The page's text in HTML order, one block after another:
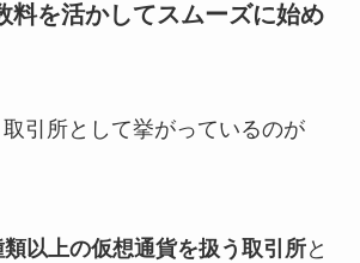
料を活かしてスムーズに始め
引所として挙がっているのが
以上の仮想通貨を扱う取引所と